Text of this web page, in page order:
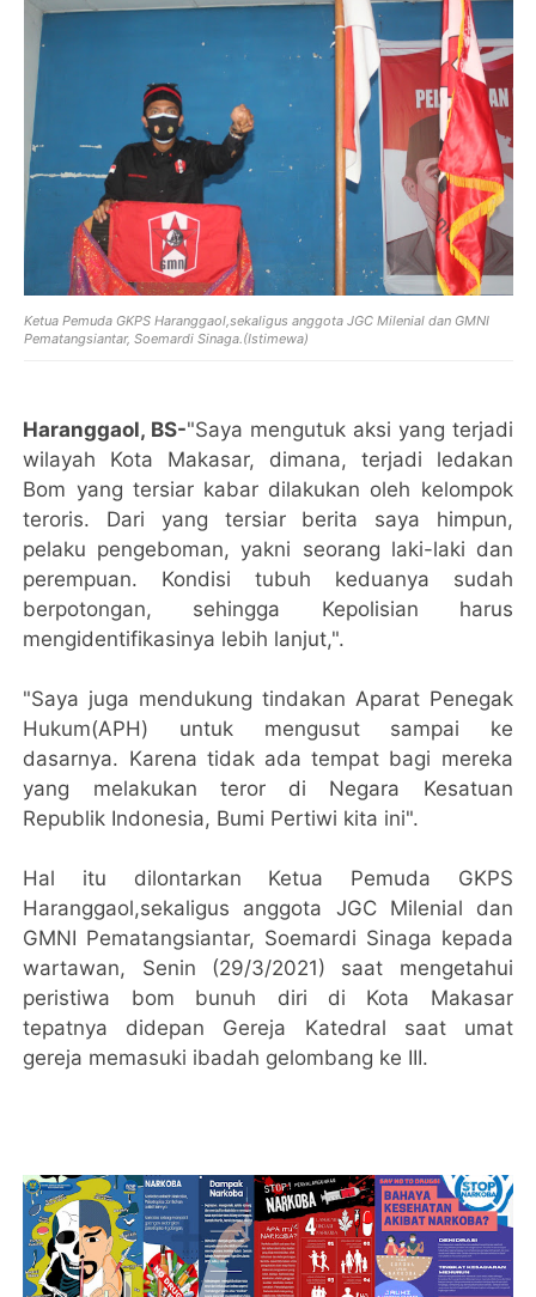
Ketua Pemuda GKPS Haranggaol,sekaligus anggota JGC Milenial dan GMNI
Pematangsiantar, Soemardi Sinaga.(Istimewa)
Haranggaol, BS-"Saya mengutuk aksi yang terjadi
wilayah Kota Makasar, dimana, terjadi ledakan
Bom yang tersiar kabar dilakukan oleh kelompok
teroris. Dari yang tersiar berita saya himpun,
pelaku pengeboman, yakni seorang laki-laki dan
perempuan. Kondisi tubuh keduanya sudah
berpotongan, sehingga Kepolisian harus
mengidentifikasinya lebih lanjut,".
"Saya juga mendukung tindakan Aparat Penegak
Hukum(APH) untuk mengusut sampai ke
dasarnya. Karena tidak ada tempat bagi mereka
yang melakukan teror di Negara Kesatuan
Republik Indonesia, Bumi Pertiwi kita ini".
Hal itu dilontarkan Ketua Pemuda GKPS
Haranggaol,sekaligus anggota JGC Milenial dan
GMNI Pematangsiantar, Soemardi Sinaga kepada
wartawan, Senin (29/3/2021) saat mengetahui
peristiwa bom bunuh diri di Kota Makasar
tepatnya didepan Gereja Katedral saat umat
gereja memasuki ibadah gelombang ke III.